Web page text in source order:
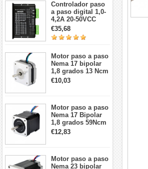
Controlador paso
a paso digital 1,0-
4,2A 20-50VCC
para motor paso a
paso Nema 17, 23,
24
€35,68
Motor paso a paso
Nema 17 bipolar
1,8 grados 13 Ncm
1A 3,5 V
42x42x20mm 4
€10,03
Motor paso a paso
Nema 17 Bipolar
1,8 grados 59Ncm
2A 42x48mm 4
cables compatible
€12,83
Motor paso a paso
Nema 23 bipolar